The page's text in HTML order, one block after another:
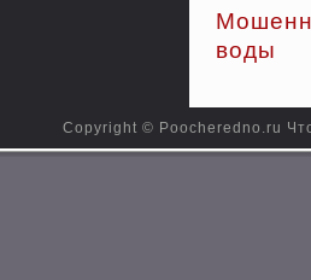
воды
Copyright © Poocheredno.ru